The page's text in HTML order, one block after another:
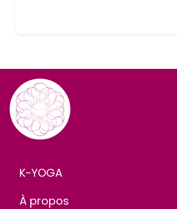
K-YOGA
À propos